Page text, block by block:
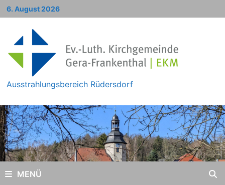
Zum
Inhalt
6. August 2026
Ausstrahlungsbereich Rüdersdorf
MENÜ